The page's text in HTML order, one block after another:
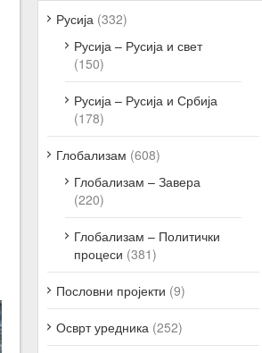
Русија (332)
Русија – Русија и свет
(150)
Русија – Русија и Србија
(178)
Глобализам (608)
Глобализам – Завера
(220)
Глобализам – Политички
процеси (381)
Пословни пројекти (9)
Осврт уредника (252)